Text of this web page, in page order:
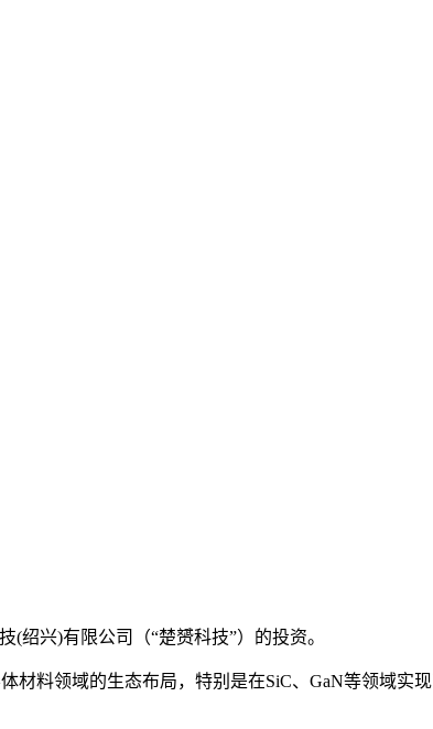
绍兴)有限公司（“楚赟科技”）的投资。
料领域的生态布局，特别是在SiC、GaN等领域实